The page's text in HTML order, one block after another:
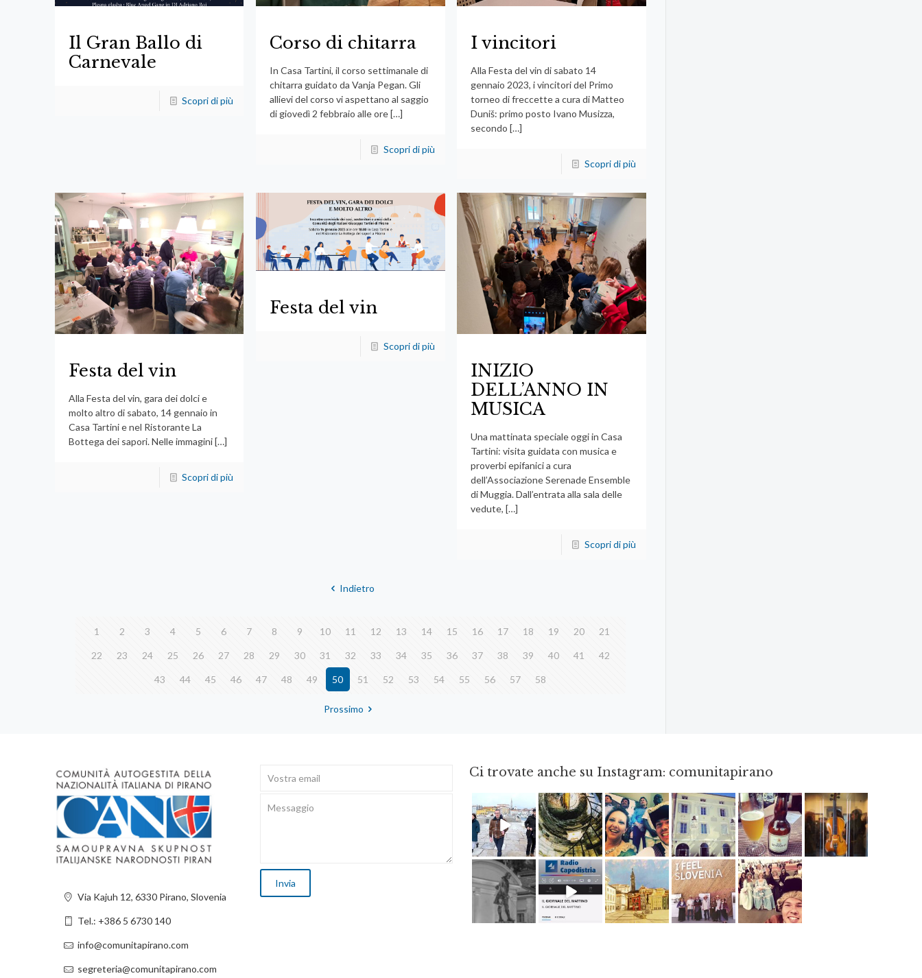
Il Gran Ballo di
Carnevale
Scopri di più
Corso di chitarra
In Casa Tartini, il corso settimanale di
chitarra guidato da Vanja Pegan. Gli
allievi del corso vi aspettano al saggio
di giovedì 2 febbraio alle ore[…]
Scopri di più
I vincitori
Alla Festa del vin di sabato 14
gennaio 2023, i vincitori del Primo
torneo di freccette a cura di Matteo
Duniš: primo posto Ivano Musizza,
secondo […]
Scopri di più
Festa del vin
Alla Festa del vin, gara dei dolci e
molto altro di sabato, 14 gennaio in
Casa Tartini e nel Ristorante La
Bottega dei sapori. Nelle immagini[…]
Scopri di più
Festa del vin
Scopri di più
INIZIO
DELL’ANNO IN
MUSICA
Una mattinata speciale oggi in Casa
Tartini: visita guidata con musica e
proverbi epifanici a cura
dell’Associazione Serenade Ensemble
di Muggia. Dall’entrata alla sala delle
vedute, […]
Scopri di più
Indietro
1 2 3 4 5 6 7 8 9 10 11 12 13 14 15 16 17 18 19 20 21
22 23 24 25 26 27 28 29 30 31 32 33 34 35 36 37 38 39 40 41 42
43 44 45 46 47 48 49 50 51 52 53 54 55 56 57 58
Prossimo
Via Kajuh 12, 6330 Pirano, Slovenia
Tel.: +386 5 6730 140
info@comunitapirano.com
segreteria@comunitapirano.com
Ci trovate anche su Instagram: comunitapirano
Feb 16 Ago 3 Mag 23 Apr 3 Giu 3 Apr 8
Apr 18 Dic 14 Giu 12 Mag 2 Mag 15